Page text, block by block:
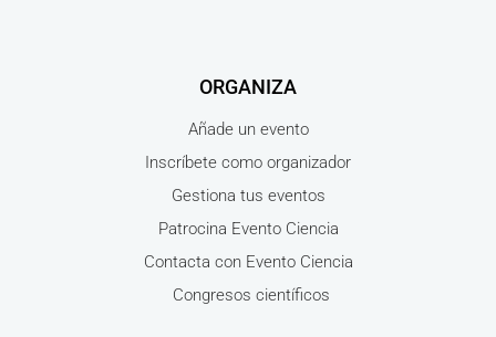
ORGANIZA
Añade un evento
Inscríbete como organizador
Gestiona tus eventos
Patrocina Evento Ciencia
Contacta con Evento Ciencia
Congresos científicos